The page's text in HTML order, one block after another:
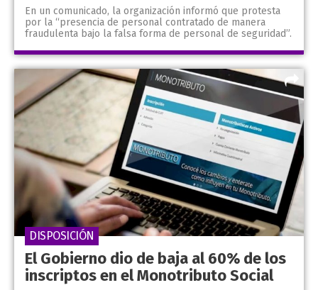
En un comunicado, la organización informó que protesta
por la “presencia de personal contratado de manera
fraudulenta bajo la falsa forma de personal de seguridad”.
El Gobierno dio de baja al 60% de los
inscriptos en el Monotributo Social
DISPOSICIÓN